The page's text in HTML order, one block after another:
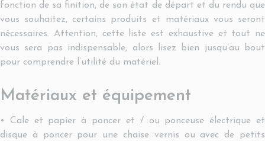
fonction de sa finition, de son état de départ et du rendu que
vous souhaitez, certains produits et matériaux vous seront
nécessaires. Attention, cette liste est exhaustive et tout ne
vous sera pas indispensable, alors lisez bien jusqu’au bout
pour comprendre l’utilité du matériel.
Matériaux et équipement
• Cale et papier à poncer et / ou ponceuse électrique et
disque à poncer pour une chaise vernis ou avec de petits